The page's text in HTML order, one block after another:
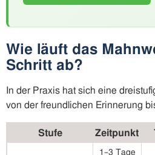
Wie läuft das
Schritt ab?
In der Praxis hat sich eine
von der freundlichen Erinnerung
Stufe Zeitpunkt
1–3 Tage